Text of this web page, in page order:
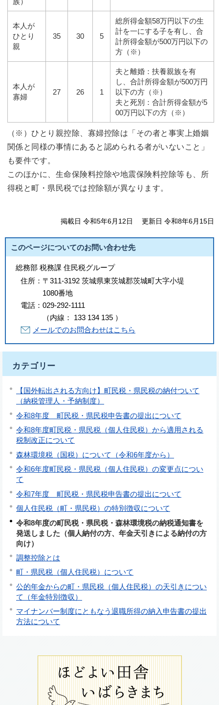
本人が
ひとり
親
35 30 5
総所得金額58万円以下の生
計を一にする子を有し、合
計所得金額が500万円以下の
方（※）
本人が
寡婦
27 26 1
夫と離婚：扶養親族を有
し、合計所得金額が500万円
以下の方（※）
夫と死別：合計所得金額が5
00万円以下の方（※）
（※）ひとり親控除、寡婦控除は「その者と事実上婚姻
関係と同様の事情にあると認められる者がいないこと」
も要件です。
このほかに、生命保険料控除や地震保険料控除等も、所
得税と町・県民税では控除額が異なります。
掲載日 令和5年6月12日 更新日 令和8年6月15日
このページについてのお問い合わせ先
総務部 税務課 住民税グループ
住所： 〒311-3192 茨城県東茨城郡茨城町大字小堤
1080番地
電話： 029-292-1111
（内線 ： 133 134 135 ）
メールでのお問合わせはこちら
カテゴリー
【国外転出される方向け】町民税・県民税の納付ついて
（納税管理人・予納制度）
令和8年度 町民税・県民税申告書の提出について
令和8年度町民税・県民税（個人住民税）から適用される
税制改正について
森林環境税（国税）について（令和6年度から）
令和6年度町民税・県民税（個人住民税）の変更点につい
て
令和7年度 町民税・県民税申告書の提出について
個人住民税（町・県民税）の特別徴収について
令和8年度の町民税・県民税・森林環境税の納税通知書を
発送しました（個人納付の方、年金天引きによる納付の方
向け）
調整控除とは
町・県民税（個人住民税）について
公的年金からの町・県民税（個人住民税）の天引きについ
て（年金特別徴収）
マイナンバー制度にともなう退職所得の納入申告書の提出
方法について